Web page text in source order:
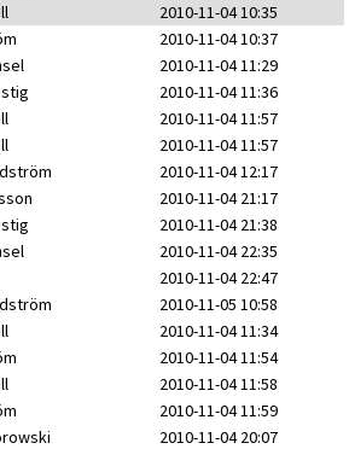
2010-11-04 10:35
2010-11-04 10:37
2010-11-04 11:29
2010-11-04 11:36
2010-11-04 11:57
2010-11-04 11:57
2010-11-04 12:17
2010-11-04 21:17
2010-11-04 21:38
2010-11-04 22:35
2010-11-04 22:47
2010-11-05 10:58
2010-11-04 11:34
2010-11-04 11:54
2010-11-04 11:58
2010-11-04 11:59
2010-11-04 20:07